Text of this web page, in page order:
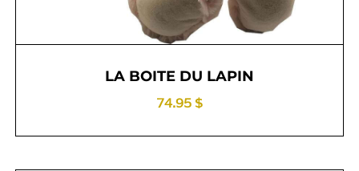
LA BOITE DU LAPIN
74.95 $